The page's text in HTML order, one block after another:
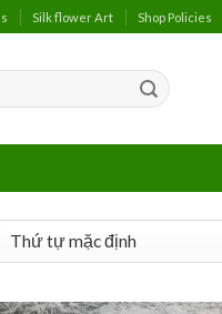
Silk flower Art Shop Policies